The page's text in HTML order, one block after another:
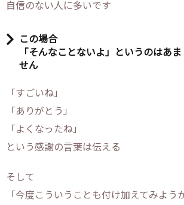
自信のない人に多いです
この場合
「そんなことないよ」というのはあ
せん
「すごいね」
「ありがとう」
「よくなったね」
という感謝の言葉は伝える
そして
「今度こういうことも付け加えてみよう